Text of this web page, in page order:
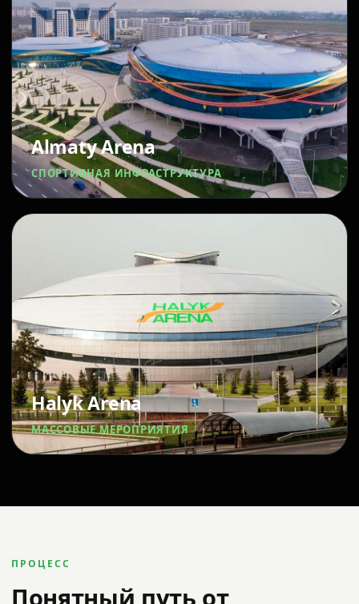
Almaty Arena
СПОРТИВНАЯ ИНФРАСТРУКТУРА
Halyk Arena
МАССОВЫЕ МЕРОПРИЯТИЯ
ПРОЦЕСС
Понятный путь от